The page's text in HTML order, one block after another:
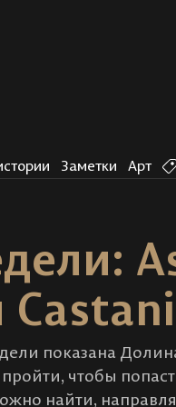
Заметки Арт
показана
чтобы
найти,